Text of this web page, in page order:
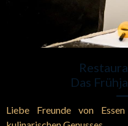
Das
Liebe Freunde von